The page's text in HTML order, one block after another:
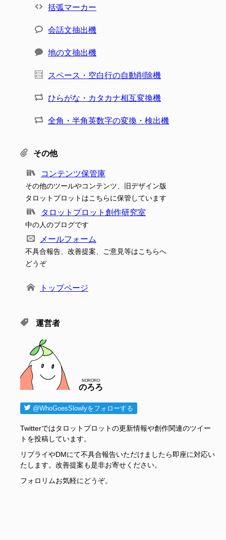
括弧マーカー
会話文抽出機
地の文抽出機
スペース・空白行の自動削除機
ひらがな・カタカナ相互変換機
全角・半角英数字の変換・検出機
その他
コンテンツ保管庫
その他のツールやコンテンツ、旧デザイン版
タロットプロットはこちらに保管しています
タロットプロット創作研究室
中の人のブログです
メールフォーム
不具合報告、改善提案、ご意見等はこちらへ
どうぞ
トップページ
運営者
のろろ
NORORO
@WhoGoesSlowlyをフォローする
Twitterではタロットプロットの更新情報や創作関連のツイー
トを投稿しています。
リプライやDMにて不具合報告いただけましたら即座に対応い
たします。改善提案も是非お寄せください。
フォロリムお気軽にどうぞ。